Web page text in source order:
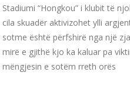
Stadiumi “Hongkou” i klubit të
cila skuadër aktivizohet ylli
sotme është përfshirë nga një
mirë e gjithë kjo ka kaluar pa
mëngjesin e sotëm rreth orës